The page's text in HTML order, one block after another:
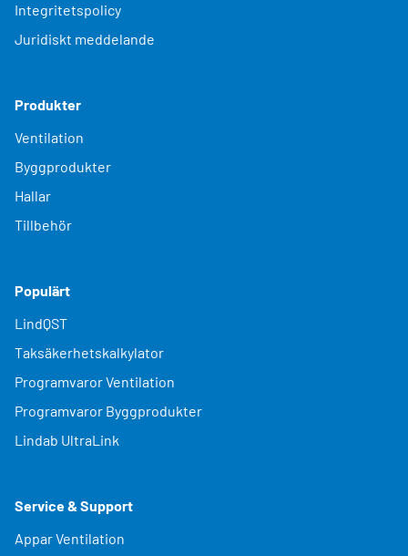
Integritetspolicy
Juridiskt meddelande
Produkter
Ventilation
Byggprodukter
Hallar
Tillbehör
Populärt
LindQST
Taksäkerhetskalkylator
Programvaror Ventilation
Programvaror Byggprodukter
Lindab UltraLink
Service & Support
Appar Ventilation